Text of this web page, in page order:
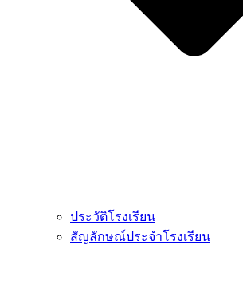
ประวัติโรงเรียน
สัญลักษณ์ประจำโรงเรียน